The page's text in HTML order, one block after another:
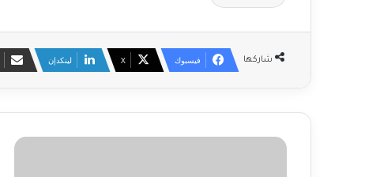
شاركها فيسبوك ‫X لينكدإن
ت